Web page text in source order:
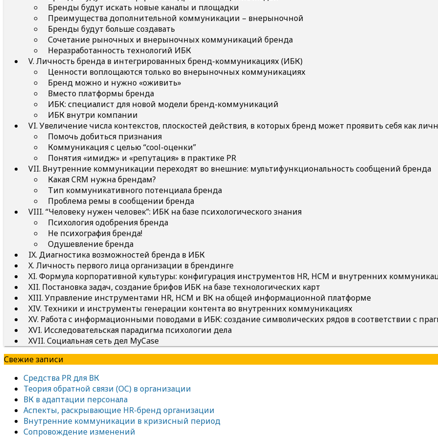
Бренды будут искать новые каналы и площадки
Преимущества дополнительной коммуникации – внерыночной
Бренды будут больше создавать
Сочетание рыночных и внерыночных коммуникаций бренда
Неразработанность технологий ИБК
V. Личность бренда в интегрированных бренд-коммуникациях (ИБК)
Ценности воплощаются только во внерыночных коммуникациях
Бренд можно и нужно «оживить»
Вместо платформы бренда
ИБК: специалист для новой модели бренд-коммуникаций
ИБК внутри компании
VI. Увеличение числа контекстов, плоскостей действия, в которых бренд может проявить себя как
Помочь добиться признания
Коммуникация с целью “cool-оценки”
Понятия «имидж» и «репутация» в практике PR
VII. Внутренние коммуникации переходят во внешние: мультифункциональность сообщений бренда
Какая CRM нужна брендам?
Тип коммуникативного потенциала бренда
Проблема ремы в сообщении бренда
VIII. “Человеку нужен человек”: ИБК на базе психологического знания
Психология одобрения бренда
Не психография бренда!
Одушевление бренда
IX. Диагностика возможностей бренда в ИБК
X. Личность первого лица организации в брендинге
XI. Формула корпоративной культуры: конфигурация инструментов HR, HCM и внутренних
XII. Постановка задач, создание брифов ИБК на базе технологических карт
XIII. Управление инструментами HR, HCM и ВК на общей информационной платформе
XIV. Техники и инструменты генерации контента во внутренних коммуникациях
XV. Работа с информационными поводами в ИБК: создание символических рядов в соответствии с
XVI. Исследовательская парадигма психологии дела
XVII. Социальная сеть дел MyCase
Свежие записи
Средства PR для ВК
Теория обратной связи (ОС) в организации
ВК в адаптации персонала
Аспекты, раскрывающие HR-бренд организации
Внутренние коммуникации в кризисный период
Сопровождение изменений